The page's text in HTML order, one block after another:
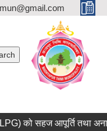
को सहज आपूर्ति तथा